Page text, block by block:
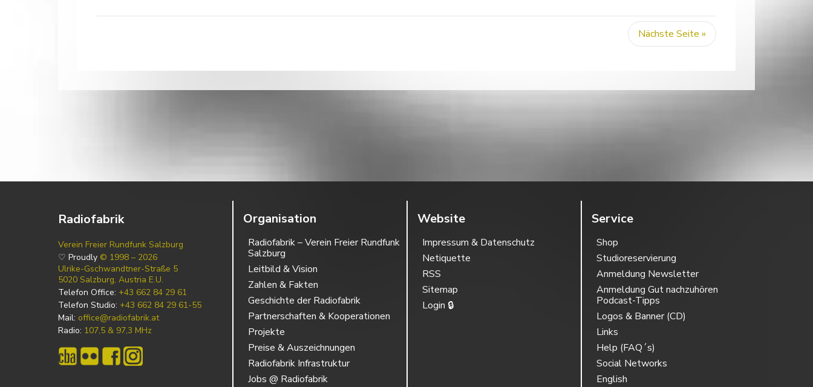
Nächste Seite »
Radiofabrik
Verein Freier Rundfunk Salzburg
♡ Proudly © 1998 – 2026
Ulrike-Gschwandtner-Straße 5
5020 Salzburg, Austria E.U.
Telefon Office: +43 662 84 29 61
Telefon Studio: +43 662 84 29 61-55
Mail: office@radiofabrik.at
Radio: 107,5 & 97,3 MHz
Organisation
Radiofabrik – Verein Freier Rundfunk
Salzburg
Leitbild & Vision
Zahlen & Fakten
Geschichte der Radiofabrik
Partnerschaften & Kooperationen
Projekte
Preise & Auszeichnungen
Radiofabrik Infrastruktur
Jobs @ Radiofabrik
Website
Impressum & Datenschutz
Netiquette
RSS
Sitemap
Login 🔒
Service
Shop
Studioreservierung
Anmeldung Newsletter
Anmeldung Gut nachzuhören
Podcast-Tipps
Logos & Banner (CD)
Links
Help (FAQ´s)
Social Networks
English